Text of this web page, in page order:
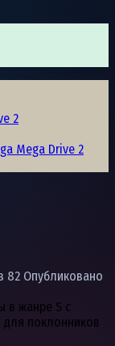
2
Mega Drive 2
82 Опубликовано
в жанре S с
поклонников